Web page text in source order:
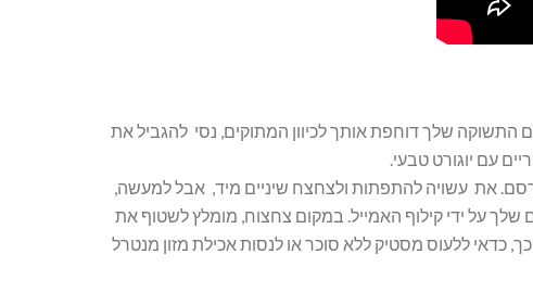
התשוקה שלך דוחפת אותך לכיוון המתוקים, נסי להגביל את
עם יוגורט טבעי.
את עשויה להתפתות ולצחצח שיניים מיד, אבל למעשה,
על ידי קילוף האמייל. במקום צחצוח, מומלץ לשטוף את
על כך, כדאי ללעוס מסטיק ללא סוכר או לנסות אכילת מזון מנטרל